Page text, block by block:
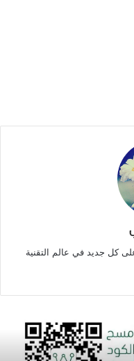
كل جديد في عالم التقنية